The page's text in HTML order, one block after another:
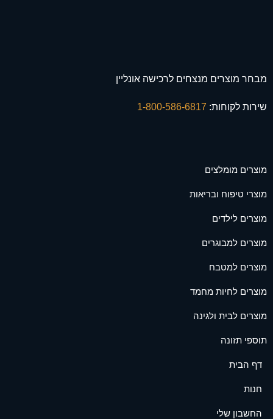
מבחר מוצרים מנצחים לרכישה אונליין
שירות לקוחות:
מוצרים מומלצים
מוצרי טיפוח ובריאות
מוצרים לילדים
מוצרים למבוגרים
מוצרים למטבח
מוצרים לחיות מחמד
מוצרים לבית ולגינה
תוספי תזונה
דף הבית
חנות
החשבון שלי